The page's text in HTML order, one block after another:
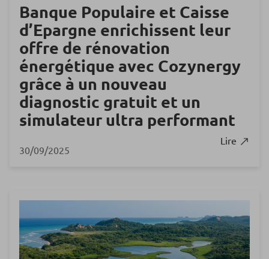
Banque Populaire et Caisse
d’Epargne enrichissent leur
offre de rénovation
énergétique avec Cozynergy
grâce à un nouveau
diagnostic gratuit et un
simulateur ultra performant
30/09/2025
Lire